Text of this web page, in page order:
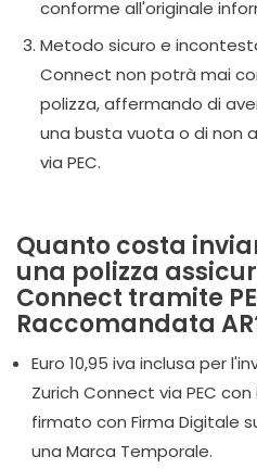
conforme all'originale
Metodo sicuro e
Connect non potrà mai
polizza, affermando di
una busta vuota o di non
via PEC.
Quanto costa
una polizza
Connect tramite
Raccomandata
Euro 10,95 iva inclusa per
Zurich Connect via PEC
firmato con Firma Digitale
una Marca Temporale.